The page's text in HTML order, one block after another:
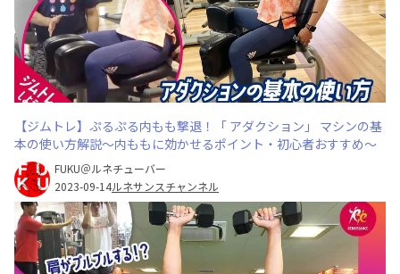
【ジムトレ】ぷるぷる内もも撃退！「 アダクション」 マシンの基
本の使い方解説〜内ももに効かせるポイント・初心者おすすめ〜
FUKU＠ルネチューバー
2023-09-14ルネサンスチャンネル